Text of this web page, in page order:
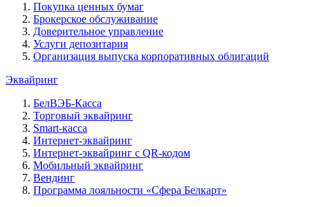
Покупка ценных бумаг
Брокерское обслуживание
Доверительное управление
Услуги депозитария
Организация выпуска корпоративных облигаций
Эквайринг
БелВЭБ-Касса
Торговый эквайринг
Smart-касса
Интернет-эквайринг
Интернет-эквайринг с QR-кодом
Мобильный эквайринг
Вендинг
Программа лояльности «Сфера Белкарт»